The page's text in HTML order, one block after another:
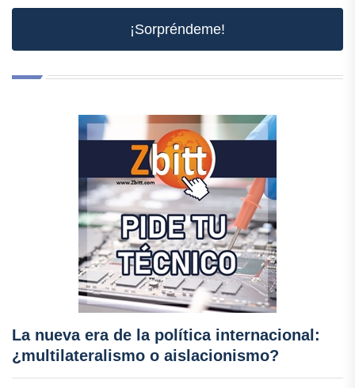
¡Sorpréndeme!
La nueva era de la política internacional:
¿multilateralismo o aislacionismo?